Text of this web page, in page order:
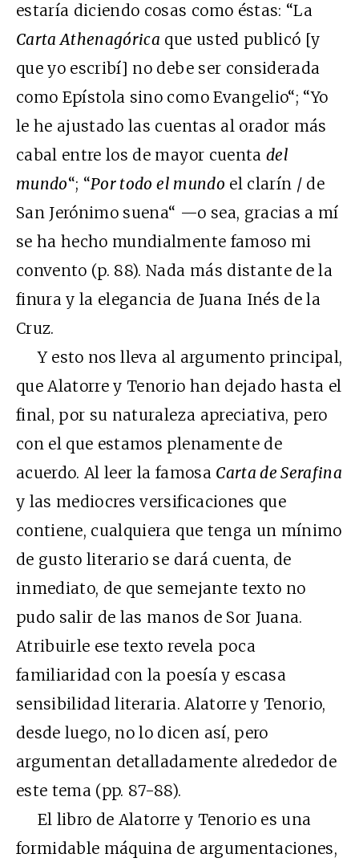
estaría diciendo cosas como éstas: “La
Carta Athenagórica que usted publicó [y
que yo escribí] no debe ser considerada
como Epístola sino como Evangelio“; “Yo
le he ajustado las cuentas al orador más
cabal entre los de mayor cuenta del
mundo“; “Por todo el mundo el clarín / de
San Jerónimo suena“ —o sea, gracias a mí
se ha hecho mundialmente famoso mi
convento (p. 88). Nada más distante de la
finura y la elegancia de Juana Inés de la
Cruz.
Y esto nos lleva al argumento principal,
que Alatorre y Tenorio han dejado hasta el
final, por su naturaleza apreciativa, pero
con el que estamos plenamente de
acuerdo. Al leer la famosa Carta de Serafina
y las mediocres versificaciones que
contiene, cualquiera que tenga un mínimo
de gusto literario se dará cuenta, de
inmediato, de que semejante texto no
pudo salir de las manos de Sor Juana.
Atribuirle ese texto revela poca
familiaridad con la poesía y escasa
sensibilidad literaria. Alatorre y Tenorio,
desde luego, no lo dicen así, pero
argumentan detalladamente alrededor de
este tema (pp. 87-88).
El libro de Alatorre y Tenorio es una
formidable máquina de argumentaciones,